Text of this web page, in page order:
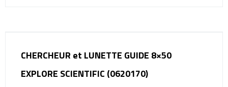
CHERCHEUR et LUNETTE GUIDE 8×50
EXPLORE SCIENTIFIC (0620170)